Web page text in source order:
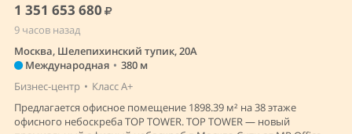
1 351 653 680
9 часов назад
Москва, Шелепихинский тупик, 20А
Международная • 380 м
Бизнес-центр • Класс A+
Предлагается офисное помещение 1898.39 м² на 38 этаже
офисного небоскреба TOP TOWER. TOP TOWER — новый